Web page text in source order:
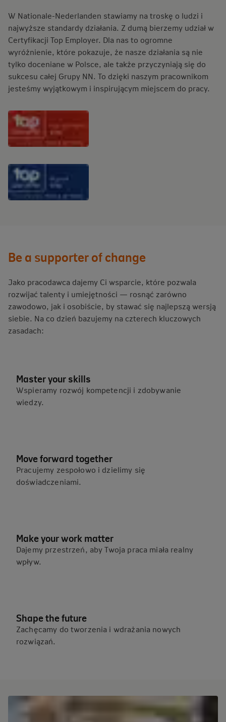
W Nationale-Nederlanden stawiamy na troskę o ludzi i
najwyższe standardy działania. Z dumą bierzemy udział w
Certyfikacji Top Employer. Dla nas to ogromne
wyróżnienie, które pokazuje, że nasze działania są nie
tylko doceniane w Polsce, ale także przyczyniają się do
sukcesu całej Grupy NN. To dzięki naszym pracownikom
jesteśmy wyjątkowym i inspirującym miejscem do pracy.
Be a supporter of change
Jako pracodawca dajemy Ci wsparcie, które pozwala
rozwijać talenty i umiejętności — rosnąć zarówno
zawodowo, jak i osobiście, by stawać się najlepszą wersją
siebie. Na co dzień bazujemy na czterech kluczowych
zasadach:
Master your skills
Wspieramy rozwój kompetencji i zdobywanie
wiedzy.
Move forward together
Pracujemy zespołowo i dzielimy się
doświadczeniami.
Make your work matter
Dajemy przestrzeń, aby Twoja praca miała realny
wpływ.
Shape the future
Zachęcamy do tworzenia i wdrażania nowych
rozwiązań.